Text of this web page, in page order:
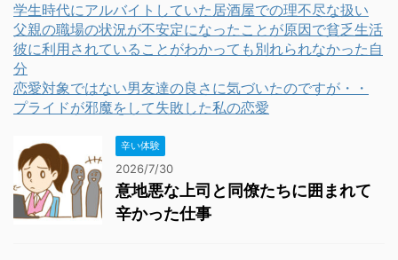
学生時代にアルバイトしていた居酒屋での理不尽な扱い
父親の職場の状況が不安定になったことが原因で貧乏生活
彼に利用されていることがわかっても別れられなかった自
分
恋愛対象ではない男友達の良さに気づいたのですが・・
プライドが邪魔をして失敗した私の恋愛
辛い体験
2026/7/30
意地悪な上司と同僚たちに囲まれて
辛かった仕事